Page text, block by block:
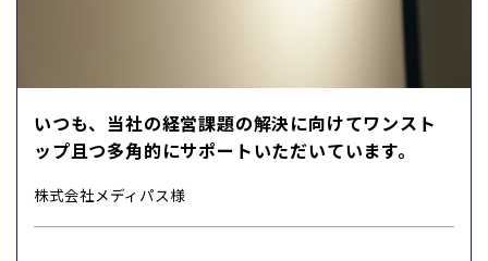
いつも、当社の経営課題の解決に向けてワンスト
ップ且つ多角的にサポートいただいています。
株式会社メディパス様